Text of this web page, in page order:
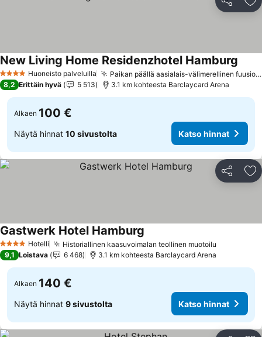
Jaa
4 TähtiluokitusHuoneisto palveluilla Paikan päällä aasialais-välimerellinen fuusioruokailu
New Living Home Residenzhotel Hamburg
8,2 Erittäin hyvä 5 513 3.1 km kohteesta Barclaycard Arena
Alkaen 100 €
Näytä hinnat 10 sivustolta Katso hinnat
Jaa
4 Tähtiluokitus
Hotelli Historiallinen kaasuvoimalan teollinen muotoilu
Gastwerk Hotel Hamburg
9,1 Loistava 6 468 3.1 km kohteesta Barclaycard Arena
Alkaen 140 €
Näytä hinnat 9 sivustolta Katso hinnat